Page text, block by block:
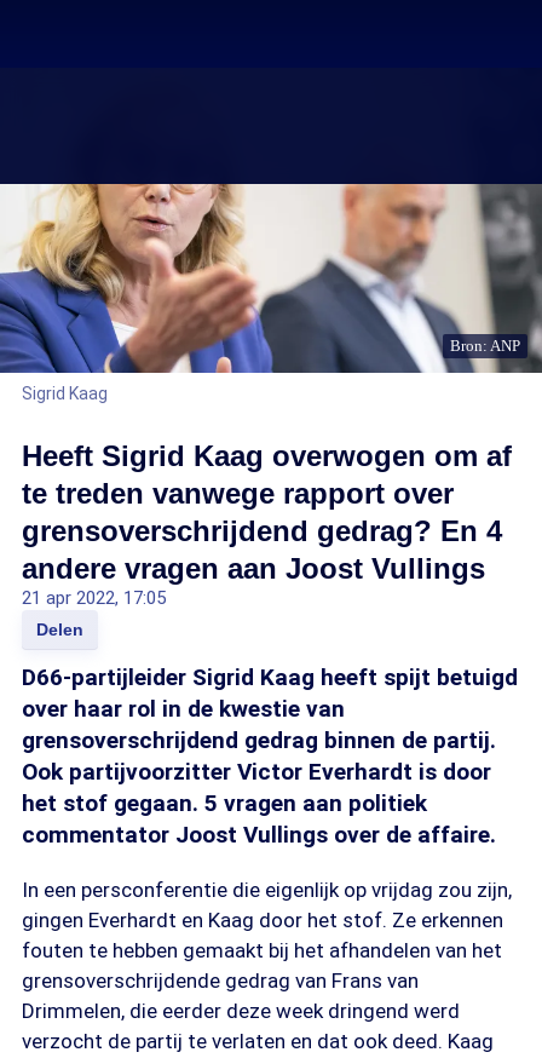
Bron: ANP
Sigrid Kaag
Heeft Sigrid Kaag overwogen om af
te treden vanwege rapport over
grensoverschrijdend gedrag? En 4
andere vragen aan Joost Vullings
21 apr 2022, 17:05
Delen
D66-partijleider Sigrid Kaag heeft spijt betuigd
over haar rol in de kwestie van
grensoverschrijdend gedrag binnen de partij.
Ook partijvoorzitter Victor Everhardt is door
het stof gegaan. 5 vragen aan politiek
commentator Joost Vullings over de affaire.
In een persconferentie die eigenlijk op vrijdag zou zijn,
gingen Everhardt en Kaag door het stof. Ze erkennen
fouten te hebben gemaakt bij het afhandelen van het
grensoverschrijdende gedrag van Frans van
Drimmelen, die eerder deze week dringend werd
verzocht de partij te verlaten en dat ook deed. Kaag